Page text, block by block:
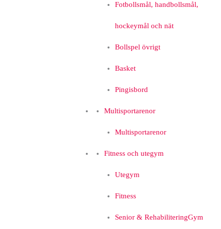
Fotbollsmål, handbollsmål,
hockeymål och nät
Bollspel övrigt
Basket
Pingisbord
Multisportarenor
Multisportarenor
Fitness och utegym
Utegym
Fitness
Senior & RehabiliteringGym